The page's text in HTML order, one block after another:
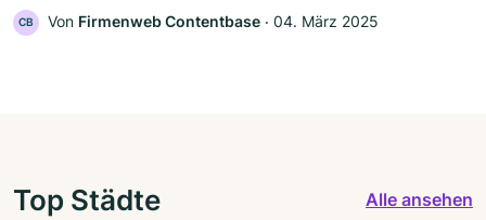
CB Von Firmenweb Contentbase ‧ 04. März 2025
Top Städte Alle ansehen